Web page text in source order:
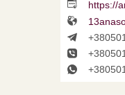
https://